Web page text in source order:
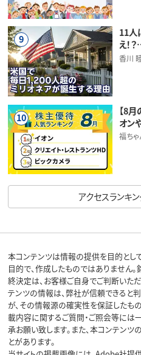
9
11人
え！
香川
10
【8
オン
福ちゃ
アクセスランキ
本コンテンツは情報の提供を目的とし
目的で、作成したものではありません
終決定は、お客様ご自身でご判断いた
テンツの情報は、弊社が信頼できると
が、その情報源の確実性を保証したも
載内容に関するご質問・ご照会等には
承お願い致します。また、本コンテン
とがあります。